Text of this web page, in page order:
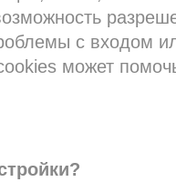
с входом
может